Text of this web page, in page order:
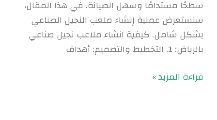
سطحًا مستدامًا وسهل الصيانة. في هذا المقال،
سنستعرض عملية إنشاء ملعب النجيل الصناعي
بشكل شامل. كيفية انشاء ملاعب نجيل صناعي
بالرياض: 1. التخطيط والتصميم: أهداف
قراءة المزيد »